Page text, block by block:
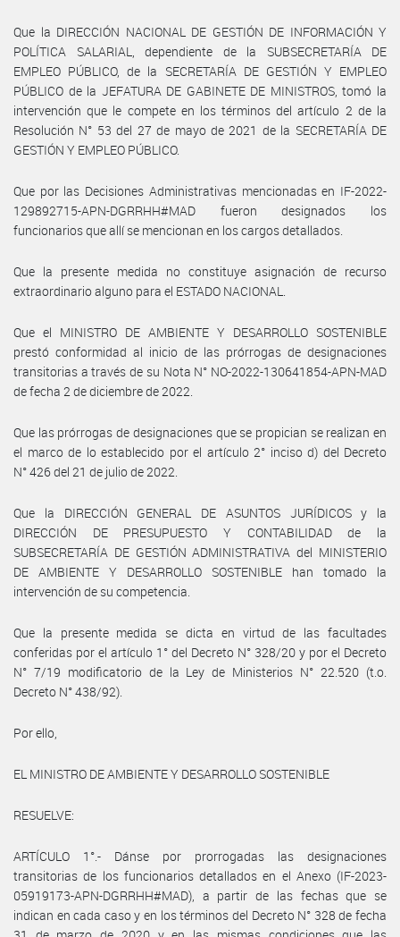
Que la DIRECCIÓN NACIONAL DE GESTIÓN DE INFORMACIÓN Y
POLÍTICA SALARIAL, dependiente de la SUBSECRETARÍA DE
EMPLEO PÚBLICO, de la SECRETARÍA DE GESTIÓN Y EMPLEO
PÚBLICO de la JEFATURA DE GABINETE DE MINISTROS, tomó la
intervención que le compete en los términos del artículo 2 de la
Resolución N° 53 del 27 de mayo de 2021 de la SECRETARÍA DE
GESTIÓN Y EMPLEO PÚBLICO.
Que por las Decisiones Administrativas mencionadas en IF-2022-
129892715-APN-DGRRHH#MAD fueron designados los
funcionarios que allí se mencionan en los cargos detallados.
Que la presente medida no constituye asignación de recurso
extraordinario alguno para el ESTADO NACIONAL.
Que el MINISTRO DE AMBIENTE Y DESARROLLO SOSTENIBLE
prestó conformidad al inicio de las prórrogas de designaciones
transitorias a través de su Nota N° NO-2022-130641854-APN-MAD
de fecha 2 de diciembre de 2022.
Que las prórrogas de designaciones que se propician se realizan en
el marco de lo establecido por el artículo 2° inciso d) del Decreto
N° 426 del 21 de julio de 2022.
Que la DIRECCIÓN GENERAL DE ASUNTOS JURÍDICOS y la
DIRECCIÓN DE PRESUPUESTO Y CONTABILIDAD de la
SUBSECRETARÍA DE GESTIÓN ADMINISTRATIVA del MINISTERIO
DE AMBIENTE Y DESARROLLO SOSTENIBLE han tomado la
intervención de su competencia.
Que la presente medida se dicta en virtud de las facultades
conferidas por el artículo 1° del Decreto N° 328/20 y por el Decreto
N° 7/19 modificatorio de la Ley de Ministerios N° 22.520 (t.o.
Decreto N° 438/92).
Por ello,
EL MINISTRO DE AMBIENTE Y DESARROLLO SOSTENIBLE
RESUELVE:
ARTÍCULO 1°.- Dánse por prorrogadas las designaciones
transitorias de los funcionarios detallados en el Anexo (IF-2023-
05919173-APN-DGRRHH#MAD), a partir de las fechas que se
indican en cada caso y en los términos del Decreto N° 328 de fecha